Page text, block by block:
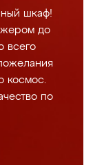
шкаф!
до
всего
космос.
по